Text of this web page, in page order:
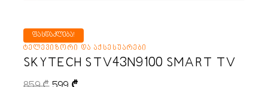
ფასდაკლება!
ᲢᲔᲚᲔᲕᲘᲖᲝᲠᲘ ᲓᲐ ᲐᲥᲡᲔᲡᲣᲐᲠᲔᲑᲘ
SKYTECH STV43N9100 SMART TV